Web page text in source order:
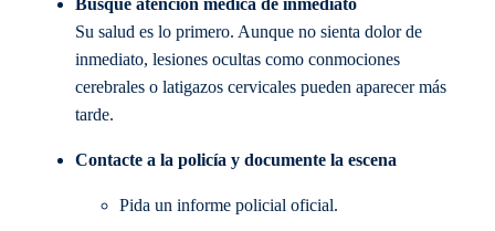
Busque atención médica de inmediato
Su salud es lo primero. Aunque no sienta dolor de
inmediato, lesiones ocultas como conmociones
cerebrales o latigazos cervicales pueden aparecer más
tarde.
Contacte a la policía y documente la escena
Pida un informe policial oficial.